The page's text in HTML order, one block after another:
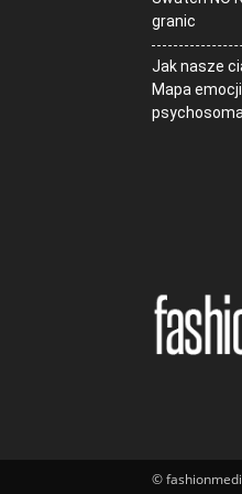
granic
Jak nasze
Mapa
©